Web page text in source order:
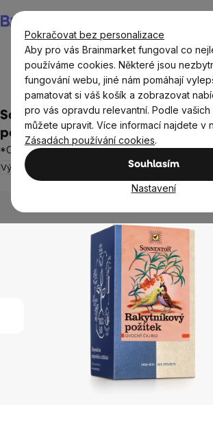
Pokračovat bez personalizace
Aby pro vás Brainmarket fungoval co
používáme cookies. Některé jsou
fungování webu, jiné nám pomáhají
pamatovat si váš košík a zobrazovat
pro vás opravdu relevantní. Podle
můžete upravit. Více informací najdete v
Zásadách používání cookies.
Souhlasím
Nastavení
na
obsah
Potraviny Nápoje Čaje Ovocné
Sonnentor - Rakytníkový
porcovaný čaj, BIO, 18 ks
*CZ-BIO-002 certifikát
Výprodej
je
Neohodnoceno